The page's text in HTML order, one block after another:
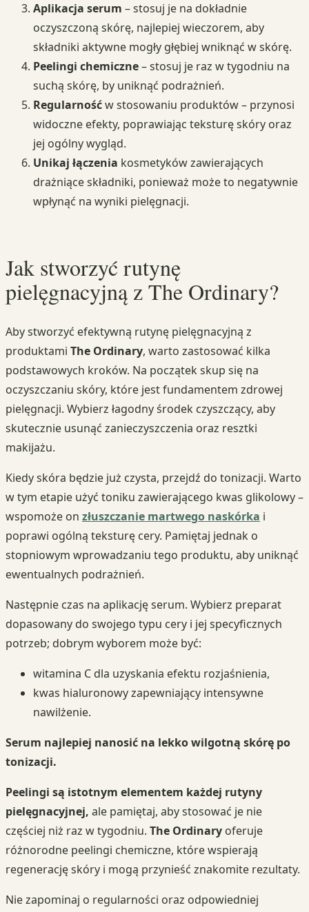
Aplikacja serum – stosuj je na dokładnie
oczyszczoną skórę, najlepiej wieczorem, aby
składniki aktywne mogły głębiej wniknąć w skórę.
Peelingi chemiczne– stosuj je raz w tygodniu na
suchą skórę, by uniknąć podrażnień.
Regularnośćw stosowaniu produktów – przynosi
widoczne efekty, poprawiając teksturę skóry oraz
jej ogólny wygląd.
Unikaj łączenia kosmetyków zawierających
drażniące składniki, ponieważ może to negatywnie
wpłynąć na wyniki pielęgnacji.
Jak stworzyć rutynę
pielęgnacyjną z The Ordinary?
Aby stworzyć efektywną rutynę pielęgnacyjną z
produktami The Ordinary, warto zastosować kilka
podstawowych kroków. Na początek skup się na
oczyszczaniu skóry, które jest fundamentem zdrowej
pielęgnacji. Wybierz łagodny środek czyszczący, aby
skutecznie usunąć zanieczyszczenia oraz resztki
makijażu.
Kiedy skóra będzie już czysta, przejdź do tonizacji. Warto
w tym etapie użyć toniku zawierającego kwas glikolowy –
wspomoże on złuszczanie martwego naskórka i
poprawi ogólną teksturę cery. Pamiętaj jednak o
stopniowym wprowadzaniu tego produktu, aby uniknąć
ewentualnych podrażnień.
Następnie czas na aplikację serum. Wybierz preparat
dopasowany do swojego typu cery i jej specyficznych
potrzeb; dobrym wyborem może być:
witamina C dla uzyskania efektu rozjaśnienia,
kwas hialuronowy zapewniający intensywne
nawilżenie.
Serum najlepiej nanosić na lekko wilgotną skórę po
tonizacji.
Peelingi są istotnym elementem każdej rutyny
pielęgnacyjnej, ale pamiętaj, aby stosować je nie
częściej niż raz w tygodniu. The Ordinary oferuje
różnorodne peelingi chemiczne, które wspierają
regenerację skóry i mogą przynieść znakomite rezultaty.
Nie zapominaj o regularności oraz odpowiedniej